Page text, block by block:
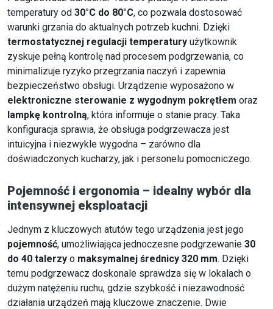
temperatury od 30°C do 80°C, co pozwala dostosować
warunki grzania do aktualnych potrzeb kuchni. Dzięki
termostatycznej regulacji temperatury użytkownik
zyskuje pełną kontrolę nad procesem podgrzewania, co
minimalizuje ryzyko przegrzania naczyń i zapewnia
bezpieczeństwo obsługi. Urządzenie wyposażono w
elektroniczne sterowanie z wygodnym pokrętłem oraz
lampkę kontrolną, która informuje o stanie pracy. Taka
konfiguracja sprawia, że obsługa podgrzewacza jest
intuicyjna i niezwykle wygodna – zarówno dla
doświadczonych kucharzy, jak i personelu pomocniczego.
Pojemność i ergonomia – idealny wybór dla
intensywnej eksploatacji
Jednym z kluczowych atutów tego urządzenia jest jego
pojemność, umożliwiająca jednoczesne podgrzewanie 30
do 40 talerzy o maksymalnej średnicy 320 mm. Dzięki
temu podgrzewacz doskonale sprawdza się w lokalach o
dużym natężeniu ruchu, gdzie szybkość i niezawodność
działania urządzeń mają kluczowe znaczenie. Dwie